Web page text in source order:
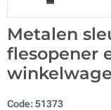
Metalen
flesopener
Code:51373